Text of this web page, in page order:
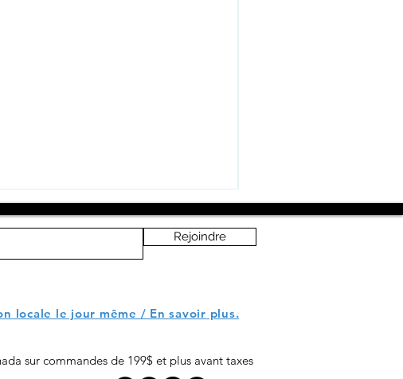
Rejoindre
locale le jour même / En savoir plus.
sur commandes de 199$ et plus avant taxes